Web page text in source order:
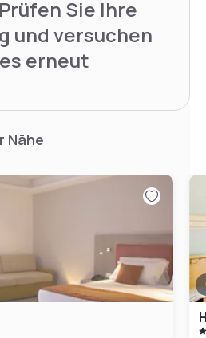
Sie Ihre
und versuchen
erneut
Nähe